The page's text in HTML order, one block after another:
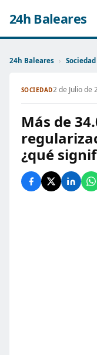
24h Baleares
24h Baleares › Sociedad
SOCIEDAD2 de Julio de
Más de
¿qué